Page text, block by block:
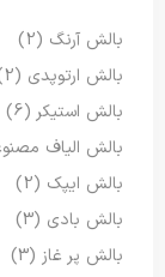
بالش آرنگ (2)
بالش ارتوپدی (2)
بالش استیکر (6)
بالش الیاف
بالش ایپک (2)
بالش بادی (3)
بالش پر غاز (3)